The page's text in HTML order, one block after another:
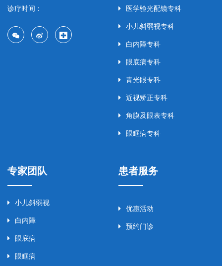
诊疗时间：
医学验光配镜专科
小儿斜弱视专科
白内障专科
眼底病专科
青光眼专科
近视矫正专科
角膜及眼表专科
眼眶病专科
专家团队
小儿斜弱视
白内障
眼底病
眼眶病
患者服务
优惠活动
预约门诊